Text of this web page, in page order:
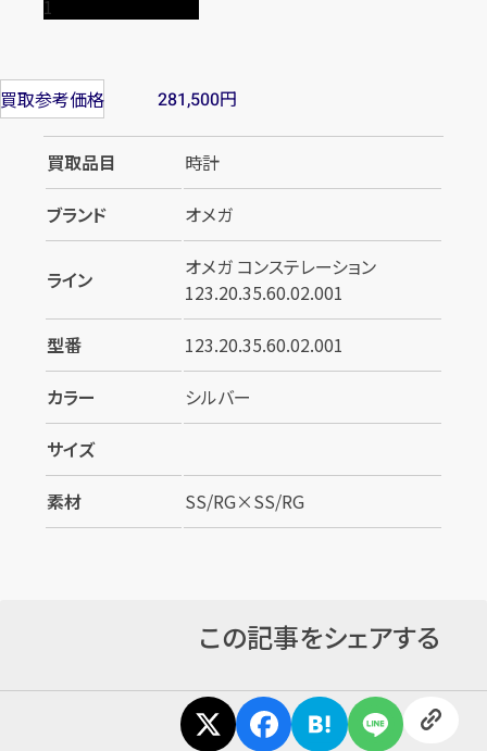
買取参考価格 281,500円
買取品目
時計
ブランド
オメガ
ライン
オメガ コンステレーション
123.20.35.60.02.001
型番
123.20.35.60.02.001
カラー
シルバー
サイズ
素材
SS/RG×SS/RG
この記事をシェアする